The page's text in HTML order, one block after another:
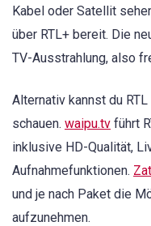
Kabel oder Satellit
über RTL+ bereit. Die
TV-Ausstrahlung, also
Alternativ kannst du
schauen. waipu.tv führt
inklusive HD-Qualität,
Aufnahmefunktionen.
und je nach Paket die
aufzunehmen.